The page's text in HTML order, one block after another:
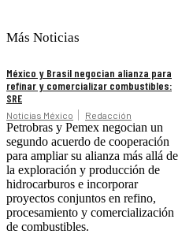
Más Noticias
México y Brasil negocian alianza para
refinar y comercializar combustibles:
SRE
Noticias México Redacción
Petrobras y Pemex negocian un
segundo acuerdo de cooperación
para ampliar su alianza más allá de
la exploración y producción de
hidrocarburos e incorporar
proyectos conjuntos en refino,
procesamiento y comercialización
de combustibles.